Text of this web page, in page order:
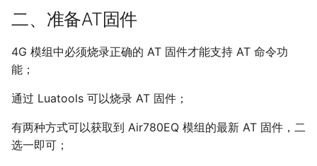
二、准备AT固件
4G 模组中必须烧录正确的 AT 固件才能支持 AT 命令功
能；
通过 Luatools 可以烧录 AT 固件；
有两种方式可以获取到 Air780EQ 模组的最新 AT 固件，二
选一即可；